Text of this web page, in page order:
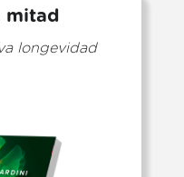
mitad
longevidad